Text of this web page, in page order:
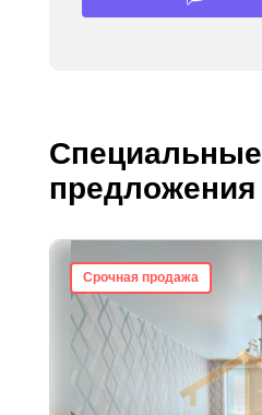
Специальные
предложения
Срочная продажа